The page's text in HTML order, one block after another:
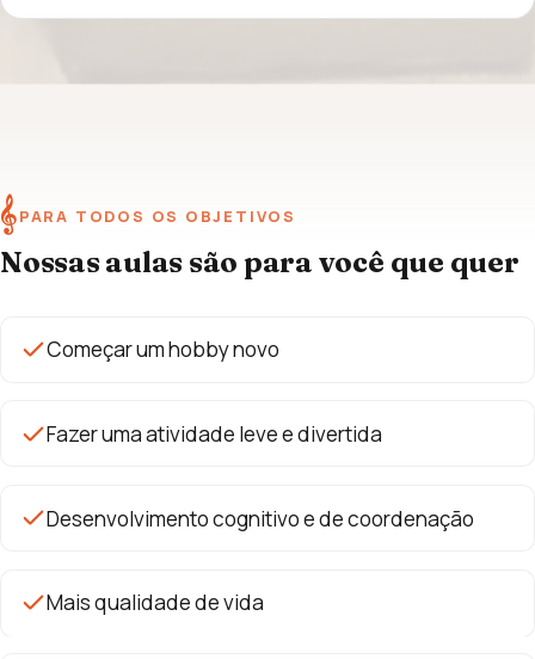
𝄞PARA TODOS OS OBJETIVOS
Nossas aulas são para você que quer
Começar um hobby novo
Fazer uma atividade leve e divertida
Desenvolvimento cognitivo e de coordenação
Mais qualidade de vida